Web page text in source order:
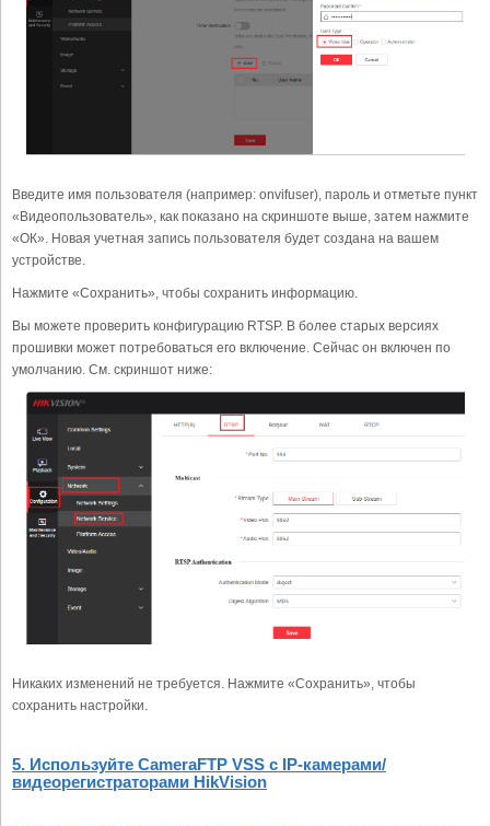
Введите имя пользователя (например: onvifuser), пароль и отметьте пункт
«Видеопользователь», как показано на скриншоте выше, затем нажмите
«ОК». Новая учетная запись пользователя будет создана на вашем
устройстве.
Нажмите «Сохранить», чтобы сохранить информацию.
Вы можете проверить конфигурацию RTSP. В более старых версиях
прошивки может потребоваться его включение. Сейчас он включен по
умолчанию. См. скриншот ниже:
Никаких изменений не требуется. Нажмите «Сохранить», чтобы
сохранить настройки.
5. Используйте CameraFTP VSS с IP-камерами/
видеорегистраторами HikVision